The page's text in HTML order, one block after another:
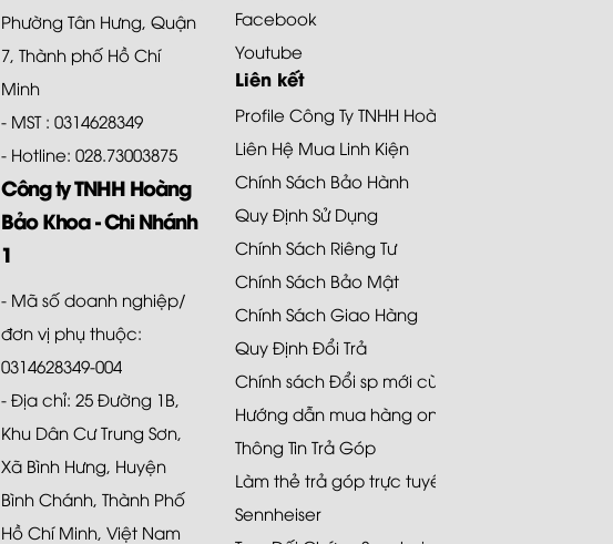
Phường Tân Hưng, Quận
7, Thành phố Hồ Chí
Minh
- MST : 0314628349
- Hotline: 028.73003875
Công ty TNHH Hoàng
Bảo Khoa - Chi Nhánh
1
- Mã số doanh nghiệp/
đơn vị phụ thuộc:
0314628349-004
- Địa chỉ: 25 Đường 1B,
Khu Dân Cư Trung Sơn,
Xã Bình Hưng, Huyện
Bình Chánh, Thành Phố
Hồ Chí Minh, Việt Nam
Facebook
Youtube
Liên kết
Profile Công Ty TNHH Hoàng Bảo Khoa
Liên Hệ Mua Linh Kiện
Chính Sách Bảo Hành
Quy Định Sử Dụng
Chính Sách Riêng Tư
Chính Sách Bảo Mật
Chính Sách Giao Hàng
Quy Định Đổi Trả
Chính sách Đổi sp mới cùng loại 48H
Hướng dẫn mua hàng online
Thông Tin Trả Góp
Làm thẻ trả góp trực tuyến
Sennheiser